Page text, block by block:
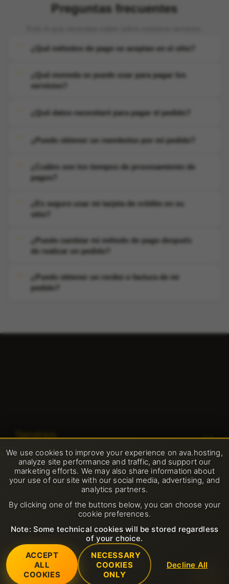
Preguntas frecuentes
¿Qué métodos de pago se aceptan en el sitio?
¿Qué moneda se puede usar para pagar los
servicios?
¿Qué datos necesitaré para pagar el pedido?
¿Puedo obtener un reembolso por mi pedido?
¿Cuáles son los tiempos de procesamiento de
pagos?
¿Es seguro usar mi tarjeta de crédito en su
sitio?
¿Puedo cambiar mi método de pago después
de realizar un pedido?
¿Puedo obtener un recibo o factura de mi
pedido?
Servicios
Servidores dedicados
Dominio
Alojamiento de correo
Soporte
Abrir nuevo ticket de soporte
FAQ
Base de conocimientos
Centro de datos
Noticias
Política de uso aceptable
Términos del servicio
© 2001-2026 Avahost
Todos los derechos reservados
We use cookies to improve your experience on ava.hosting,
analyze site performance and traffic, and support our
marketing efforts. We may also share information about
your use of our site with our social media, advertising, and
analytics partners.
By clicking one of the buttons below, you can choose your
cookie preferences.
Note: Some technical cookies will be stored regardless
of your choice.
ACCEPT
ALL
COOKIES
NECESSARY
COOKIES
ONLY
Decline All